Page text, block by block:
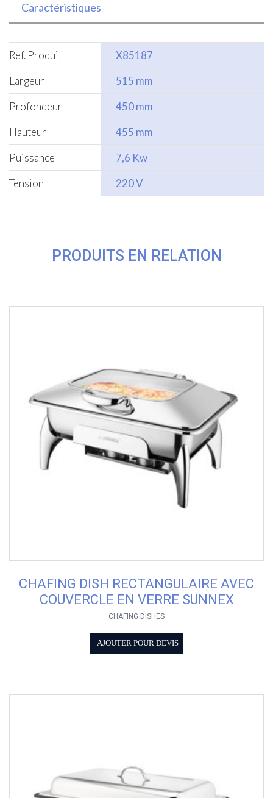
Caractéristiques
Ref. Produit
X85187
Largeur
515 mm
Profondeur
450 mm
Hauteur
455 mm
Puissance
7,6 Kw
Tension
220 V
PRODUITS EN RELATION
CHAFING DISH RECTANGULAIRE AVEC
COUVERCLE EN VERRE SUNNEX
CHAFING DISHES
AJOUTER POUR DEVIS